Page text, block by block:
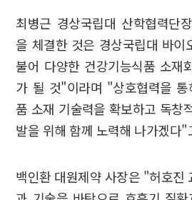
최병근 경상국립대 산학협력단
을 체결한 것은 경상국립대 바이
불어 다양한 건강기능식품 소재
가 될 것"이라며 "상호협력을 통
품 소재 기술력을 확보하고 독창
발을 위해 함께 노력해 나가겠다"
백인환 대원제약 사장은 "허호진